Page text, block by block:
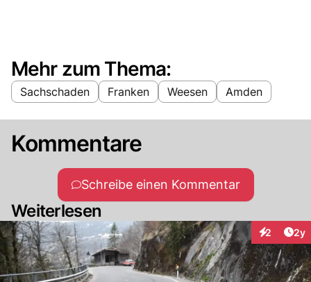
Mehr zum Thema:
Sachschaden Franken Weesen Amden
Kommentare
Schreibe einen Kommentar
Weiterlesen
2 2y